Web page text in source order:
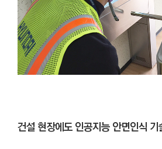
건설 현장에도 인공지능 안면인식